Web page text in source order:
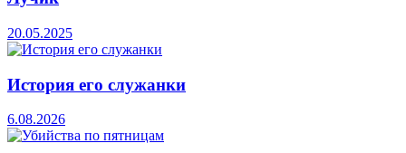
20.05.2025
История его служанки
6.08.2026